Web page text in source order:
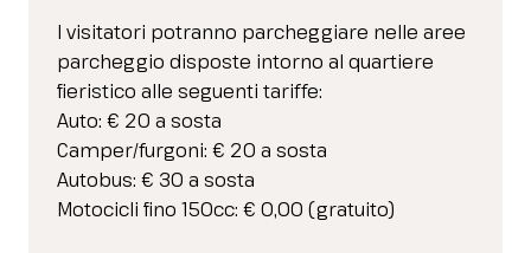
I visitatori potranno parcheggiare nelle aree
parcheggio disposte intorno al quartiere
fieristico alle seguenti tariffe:
Auto: € 20 a sosta
Camper/furgoni: € 20 a sosta
Autobus: € 30 a sosta
Motocicli fino 150cc: € 0,00 (gratuito)